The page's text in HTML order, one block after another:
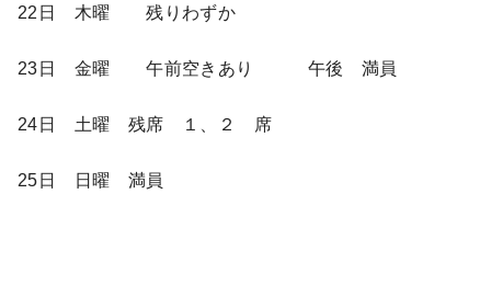
22日 木曜 残りわずか
23日 金曜 午前空きあり 午後 満員
24日 土曜 残席 １、２ 席
25日 日曜 満員